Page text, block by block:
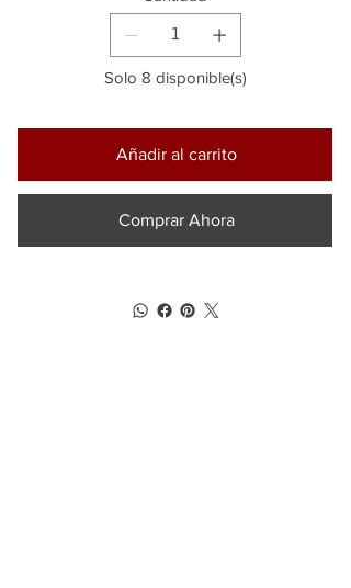
Solo 8 disponible(s)
Añadir al carrito
Comprar Ahora